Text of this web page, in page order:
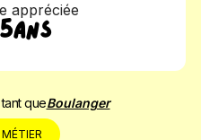
appréciée
queBoulanger